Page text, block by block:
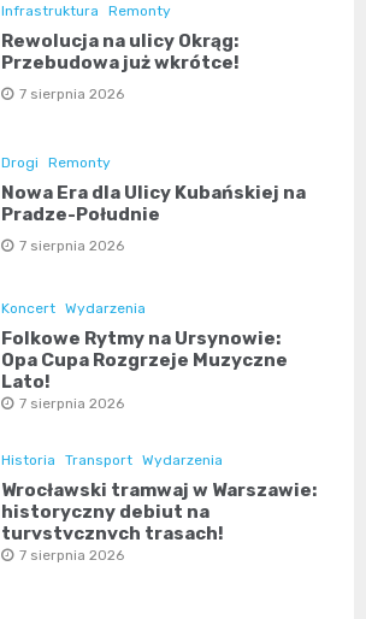
Infrastruktura Remonty
Rewolucja na ulicy Okrąg:
Przebudowa już wkrótce!
7 sierpnia 2026
Drogi Remonty
Nowa Era dla Ulicy Kubańskiej na
Pradze-Południe
7 sierpnia 2026
Koncert Wydarzenia
Folkowe Rytmy na Ursynowie:
Opa Cupa Rozgrzeje Muzyczne
Lato!
7 sierpnia 2026
Historia Transport Wydarzenia
Wrocławski tramwaj w Warszawie:
historyczny debiut na
turystycznych trasach!
7 sierpnia 2026